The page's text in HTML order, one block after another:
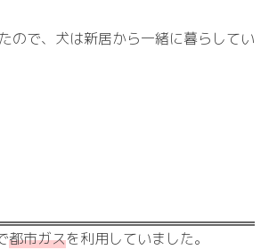
ので、犬は新居から一緒に暮らしてい
都市ガスを利用していました。